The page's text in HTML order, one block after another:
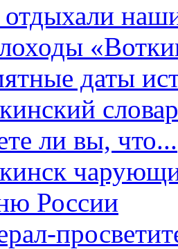
даты
ли вы, что...
России